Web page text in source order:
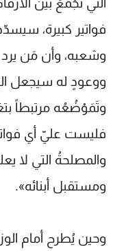
فواتير كبيرة،
وشعبه، وأن مَن يرد
ووعودٍ له سيجعل
وتَمَوْضُعُه مرتبطاً
فليست عليّ أي
والمصلحةُ التي لا
ومستقبل أبنائه».
وحين يُطرح أمام